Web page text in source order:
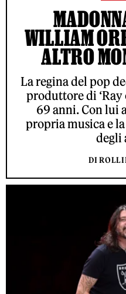
WILLIAM
ALTRO
La regina del pop
produttore di ‘Ray
69 anni. Con lui
propria musica e
degli
DI